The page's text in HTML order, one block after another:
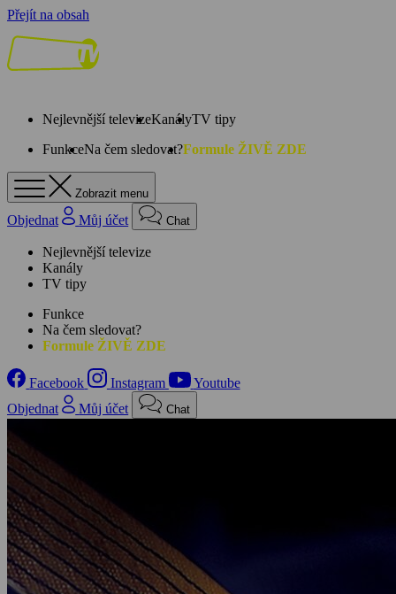
Přejít na obsah
Nejlevnější televizeKanályTV tipy
FunkceNa čem sledovat?Formule ŽIVĚ ZDE
Zobrazit menu
Objednat Můj účet Chat
Nejlevnější televize
Kanály
TV tipy
Funkce
Na čem sledovat?
Formule ŽIVĚ ZDE
Facebook Instagram
Youtube
Objednat
Můj účet Chat